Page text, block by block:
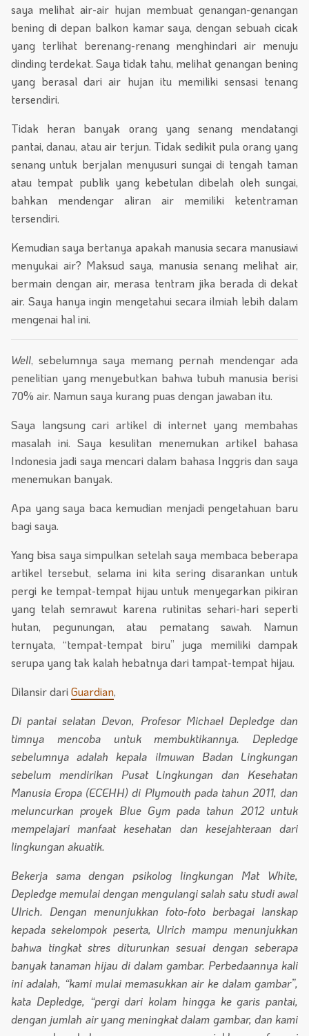
saya melihat air-air hujan membuat genangan-genangan
bening di depan balkon kamar saya, dengan sebuah cicak
yang terlihat berenang-renang menghindari air menuju
dinding terdekat. Saya tidak tahu, melihat genangan bening
yang berasal dari air hujan itu memiliki sensasi tenang
tersendiri.
Tidak heran banyak orang yang senang mendatangi
pantai, danau, atau air terjun. Tidak sedikit pula orang yang
senang untuk berjalan menyusuri sungai di tengah taman
atau tempat publik yang kebetulan dibelah oleh sungai,
bahkan mendengar aliran air memiliki ketentraman
tersendiri.
Kemudian saya bertanya apakah manusia secara manusiawi
menyukai air? Maksud saya, manusia senang melihat air,
bermain dengan air, merasa tentram jika berada di dekat
air. Saya hanya ingin mengetahui secara ilmiah lebih dalam
mengenai hal ini.
Well, sebelumnya saya memang pernah mendengar ada
penelitian yang menyebutkan bahwa tubuh manusia berisi
70% air. Namun saya kurang puas dengan jawaban itu.
Saya langsung cari artikel di internet yang membahas
masalah ini. Saya kesulitan menemukan artikel bahasa
Indonesia jadi saya mencari dalam bahasa Inggris dan saya
menemukan banyak.
Apa yang saya baca kemudian menjadi pengetahuan baru
bagi saya.
Yang bisa saya simpulkan setelah saya membaca beberapa
artikel tersebut, selama ini kita sering disarankan untuk
pergi ke tempat-tempat hijau untuk menyegarkan pikiran
yang telah semrawut karena rutinitas sehari-hari seperti
hutan, pegunungan, atau pematang sawah. Namun
ternyata, “tempat-tempat biru” juga memiliki dampak
serupa yang tak kalah hebatnya dari tampat-tempat hijau.
Dilansir dariGuardian,
Di pantai selatan Devon, Profesor Michael Depledge dan
timnya mencoba untuk membuktikannya. Depledge
sebelumnya adalah kepala ilmuwan Badan Lingkungan
sebelum mendirikan Pusat Lingkungan dan Kesehatan
Manusia Eropa (ECEHH) di Plymouth pada tahun 2011, dan
meluncurkan proyek Blue Gym pada tahun 2012 untuk
mempelajari manfaat kesehatan dan kesejahteraan dari
lingkungan akuatik.
Bekerja sama dengan psikolog lingkungan Mat White,
Depledge memulai dengan mengulangi salah satu studi awal
Ulrich. Dengan menunjukkan foto-foto berbagai lanskap
kepada sekelompok peserta, Ulrich mampu menunjukkan
bahwa tingkat stres diturunkan sesuai dengan seberapa
banyak tanaman hijau di dalam gambar. Perbedaannya kali
ini adalah, “kami mulai memasukkan air ke dalam gambar”,
kata Depledge, “pergi dari kolam hingga ke garis pantai,
dengan jumlah air yang meningkat dalam gambar, dan kami